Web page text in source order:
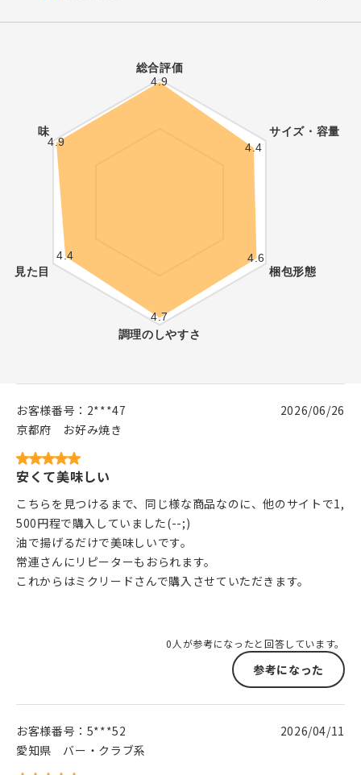
お客様番号： 2***47
京都府
お好み焼き
2026/06/26
安くて美味しい
こちらを見つけるまで、同じ様な商品なのに、他のサイトで1,
500円程で購入していました(--;)
油で揚げるだけで美味しいです。
常連さんにリピーターもおられます。
これからはミクリードさんで購入させていただきます。
0人が参考になったと回答しています。
参考になった
お客様番号： 5***52
愛知県
バー・クラブ系
2026/04/11